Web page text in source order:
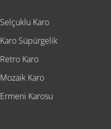
Selçuklu Karo
Karo Süpürgelik
Retro Karo
Mozaik Karo
Ermeni Karosu